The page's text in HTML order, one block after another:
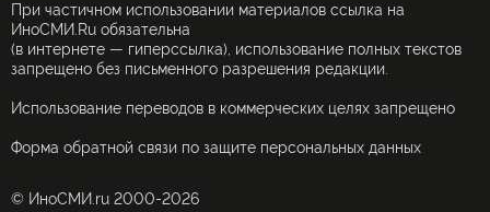
При частичном использовании материалов ссылка на
ИноСМИ.Ru обязательна
(в интернете — гиперссылка), использование полных текстов
запрещено без письменного разрешения редакции.
Использование переводов в коммерческих целях запрещено
Форма обратной связи по защите персональных данных
© ИноСМИ.ru 2000-2026